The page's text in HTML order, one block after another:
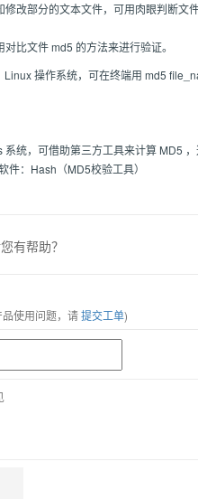
修改部分的文本文件，可用肉眼判断文
比文件 md5 的方法来进行验证。
Linux 操作系统，可在终端用 md5
系统，可借助第三方工具来计算 MD5
件：Hash（MD5校验工具）
有帮助？
品使用问题，请提交工单)